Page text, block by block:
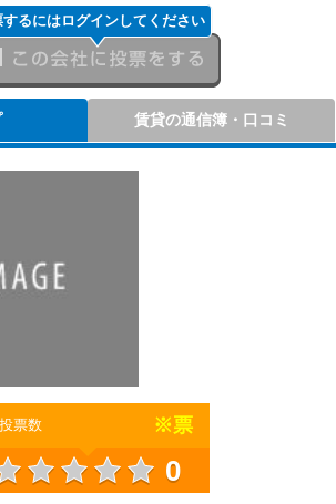
この会社に投票をする
するにはログインしてください
賃貸の通信簿・口コミ
投票数 ※票
0